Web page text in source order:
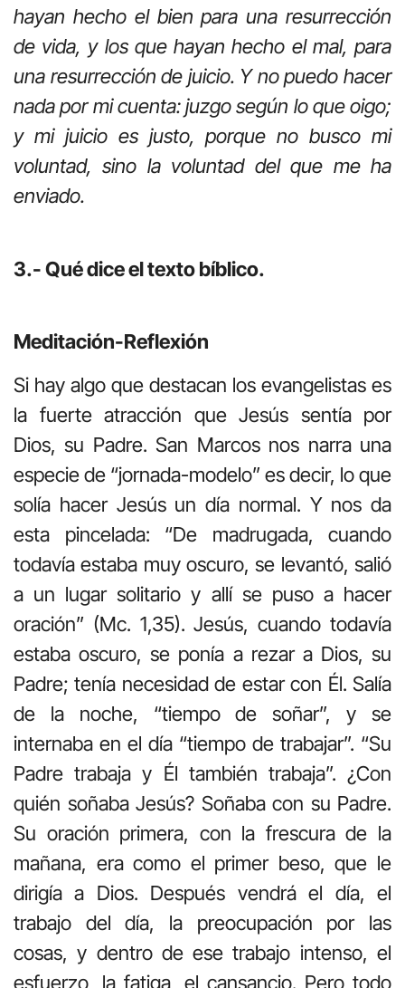
hayan hecho el bien para una resurrección
de vida, y los que hayan hecho el mal, para
una resurrección de juicio. Y no puedo hacer
nada por mi cuenta: juzgo según lo que oigo;
y mi juicio es justo, porque no busco mi
voluntad, sino la voluntad del que me ha
enviado.
3.- Qué dice el texto bíblico.
Meditación-Reflexión
Si hay algo que destacan los evangelistas es
la fuerte atracción que Jesús sentía por
Dios, su Padre. San Marcos nos narra una
especie de “jornada-modelo” es decir, lo que
solía hacer Jesús un día normal. Y nos da
esta pincelada: “De madrugada, cuando
todavía estaba muy oscuro, se levantó, salió
a un lugar solitario y allí se puso a hacer
oración” (Mc. 1,35). Jesús, cuando todavía
estaba oscuro, se ponía a rezar a Dios, su
Padre; tenía necesidad de estar con Él. Salía
de la noche, “tiempo de soñar”, y se
internaba en el día “tiempo de trabajar”. “Su
Padre trabaja y Él también trabaja”. ¿Con
quién soñaba Jesús? Soñaba con su Padre.
Su oración primera, con la frescura de la
mañana, era como el primer beso, que le
dirigía a Dios. Después vendrá el día, el
trabajo del día, la preocupación por las
cosas, y dentro de ese trabajo intenso, el
esfuerzo, la fatiga, el cansancio. Pero todo